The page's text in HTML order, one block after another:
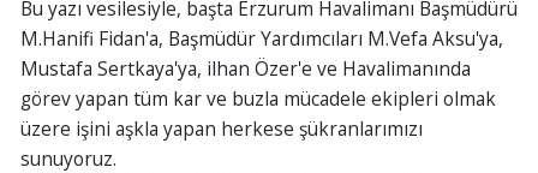
Bu yazı vesilesiyle, başta Erzurum Havalimanı Başmüdürü
M.Hanifi Fidan'a, Başmüdür Yardımcıları M.Vefa Aksu'ya,
Mustafa Sertkaya'ya, ilhan Özer'e ve Havalimanında
görev yapan tüm kar ve buzla mücadele ekipleri olmak
üzere işini aşkla yapan herkese şükranlarımızı
sunuyoruz.